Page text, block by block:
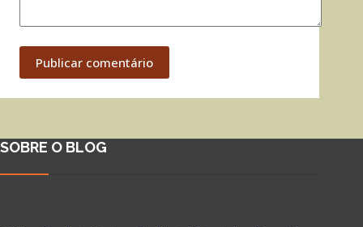
Publicar comentário
SOBRE O BLOG